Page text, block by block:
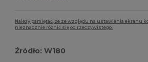
Należy pamiętać, że ze względu na ustawienia ekranu
nieznacznie różnić się od rzeczywistego.
Źródło: W180